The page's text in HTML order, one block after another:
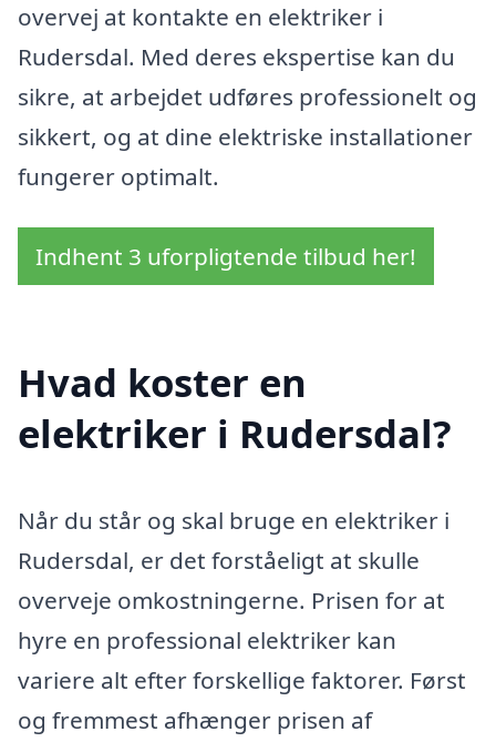
overvej at kontakte en elektriker i
Rudersdal. Med deres ekspertise kan du
sikre, at arbejdet udføres professionelt og
sikkert, og at dine elektriske installationer
fungerer optimalt.
Indhent 3 uforpligtende tilbud her!
Hvad koster en
elektriker i Rudersdal?
Når du står og skal bruge en elektriker i
Rudersdal, er det forståeligt at skulle
overveje omkostningerne. Prisen for at
hyre en professional elektriker kan
variere alt efter forskellige faktorer. Først
og fremmest afhænger prisen af